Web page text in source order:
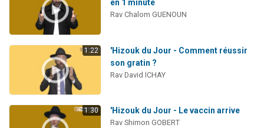
Ariel vient de donner son Maasser
Il reste 49 places pour étudier en groupe sur Zoom
Eva vient de donner son Maasser
en 1 minute
Rav Chalom GUENOUN
1:22
'Hizouk du Jour - Comment réussir
son gratin ?
Rav David ICHAY
1:30 'Hizouk du Jour - Le vaccin arrive
Rav Shimon GOBERT